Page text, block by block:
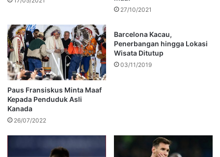
27/10/2021
Paus Fransiskus Minta Maaf
Kepada Penduduk Asli
Kanada
26/07/2022
Barcelona Kacau,
Penerbangan hingga Lokasi
Wisata Ditutup
03/11/2019